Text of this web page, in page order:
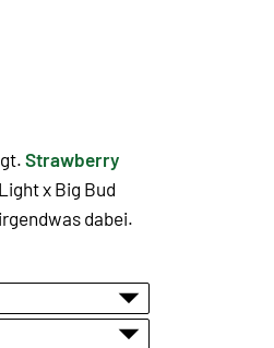
Strawberry
x Big Bud
dabei.